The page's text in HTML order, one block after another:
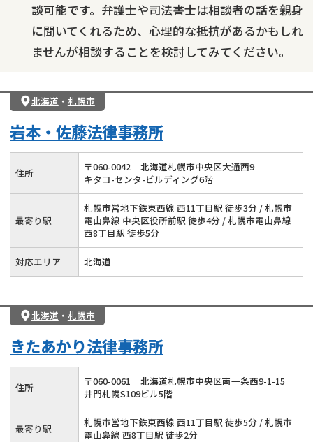
談可能です。弁護士や司法書士は相談者の話を親身
に聞いてくれるため、心理的な抵抗があるかもしれ
ませんが相談することを検討してみてください。
北海道 ・ 札幌市
岩本・佐藤法律事務所
住所 〒060-0042
北海道札幌市中央区大通西9
キタコ-センタ-ビルディング6階
最寄り駅
札幌市営地下鉄東西線 西11丁目駅 徒歩3分 / 札幌市
電山鼻線 中央区役所前駅 徒歩4分 / 札幌市電山鼻線
西8丁目駅 徒歩5分
対応エリア 北海道
北海道 ・ 札幌市
きたあかり法律事務所
住所 〒060-0061
北海道札幌市中央区南一条西9-1-15
井門札幌S109ビル5階
最寄り駅
札幌市営地下鉄東西線 西11丁目駅 徒歩5分 / 札幌市
電山鼻線 西8丁目駅 徒歩2分